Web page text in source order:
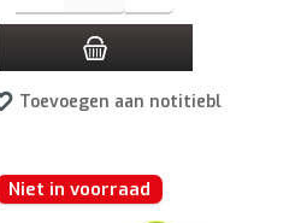
Toevoegen aan notitieblok
Niet in voorraad